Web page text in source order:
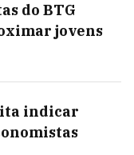
do BTG
jovens
indicar